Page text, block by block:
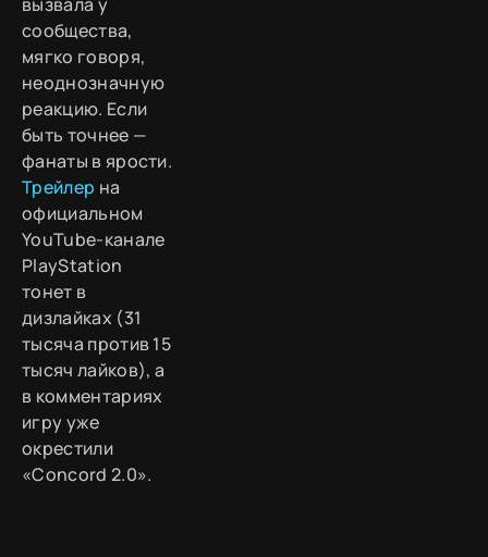
сообщества,
мягко говоря,
неоднозначную
реакцию. Если
быть точнее —
фанаты в ярости.
Трейлер на
официальном
YouTube-канале
PlayStation
тонет в
дизлайках (31
тысяча против 15
тысяч лайков), а
в комментариях
игру уже
окрестили
«Concord 2.0».